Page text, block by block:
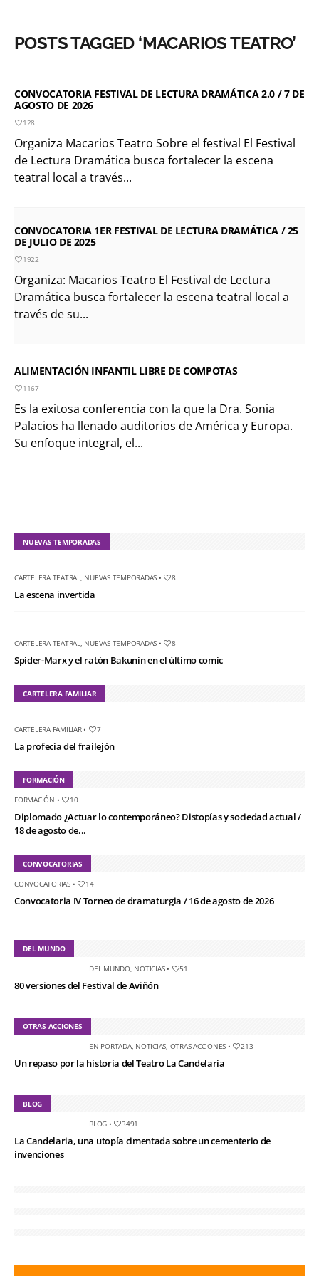
POSTS TAGGED ‘MACARIOS TEATRO’
CONVOCATORIA FESTIVAL DE LECTURA DRAMÁTICA 2.0 / 7 DE
AGOSTO DE 2026
128
Organiza Macarios Teatro Sobre el festival El Festival
de Lectura Dramática busca fortalecer la escena
teatral local a través...
CONVOCATORIA 1ER FESTIVAL DE LECTURA DRAMÁTICA / 25
DE JULIO DE 2025
1922
Organiza: Macarios Teatro El Festival de Lectura
Dramática busca fortalecer la escena teatral local a
través de su...
ALIMENTACIÓN INFANTIL LIBRE DE COMPOTAS
1167
Es la exitosa conferencia con la que la Dra. Sonia
Palacios ha llenado auditorios de América y Europa.
Su enfoque integral, el...
NUEVAS TEMPORADAS
CARTELERA TEATRAL NUEVAS TEMPORADAS • 8
La escena invertida
CARTELERA TEATRAL NUEVAS TEMPORADAS • 8
Spider-Marx y el ratón Bakunin en el último comic
CARTELERA FAMILIAR
CARTELERA FAMILIAR• 7
La profecía del frailejón
FORMACIÓN
FORMACIÓN • 10
Diplomado ¿Actuar lo contemporáneo? Distopías y sociedad actual /
18 de agosto de...
CONVOCATORIAS
CONVOCATORIAS• 14
Convocatoria IV Torneo de dramaturgia / 16 de agosto de 2026
DEL MUNDO
DEL MUNDO, NOTICIAS• 51
80 versiones del Festival de Aviñón
OTRAS ACCIONES
EN PORTADA, NOTICIAS OTRAS ACCIONES • 213
Un repaso por la historia del Teatro La Candelaria
BLOG
BLOG • 3491
La Candelaria, una utopía cimentada sobre un cementerio de
invenciones